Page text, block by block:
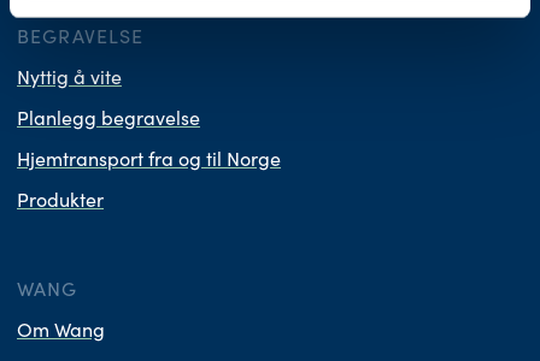
BEGRAVELSE
Nyttig å vite
Planlegg begravelse
Hjemtransport fra og til Norge
Produkter
WANG
Om Wang